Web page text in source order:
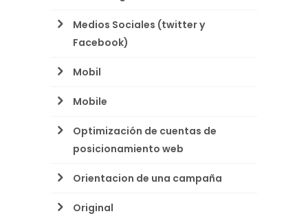
Medios Sociales (twitter y
Facebook)
Mobil
Mobile
Optimización de cuentas de
posicionamiento web
Orientacion de una campaña
Original